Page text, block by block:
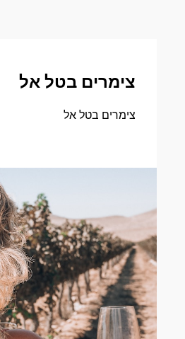
צימרים בטל אל
צימרים בטל אל